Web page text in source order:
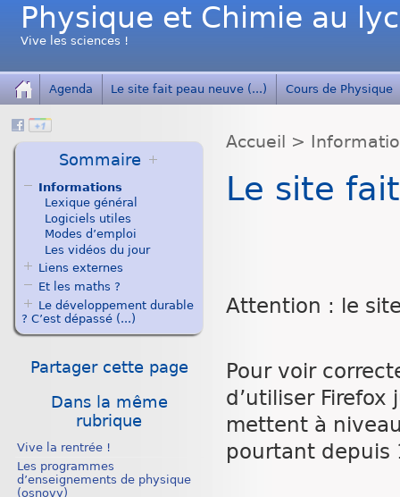
Physique et Chimie au
Vive les sciences !
Agenda Le site fait peau neuve (...) Cours de Physique
Accueil >
Le site
Attention : le
Pour voir
d’utiliser Firefox
mettent à
pourtant depuis
Sommaire
Informations
Lexique général
Logiciels utiles
Modes d’emploi
Les vidéos du jour
Liens externes
Et les maths ?
Le développement durable
? C’est dépassé (...)
Partager cette page
Dans la même
rubrique
Vive la rentrée !
Les programmes
d’enseignements de physique
(osnovy)